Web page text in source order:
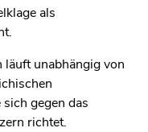
als
läuft unabhängig von
gegen das
richtet.